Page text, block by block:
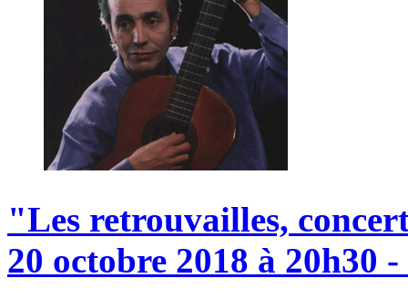
"Les retrouvailles,
20 octobre 2018 à 20h30 -